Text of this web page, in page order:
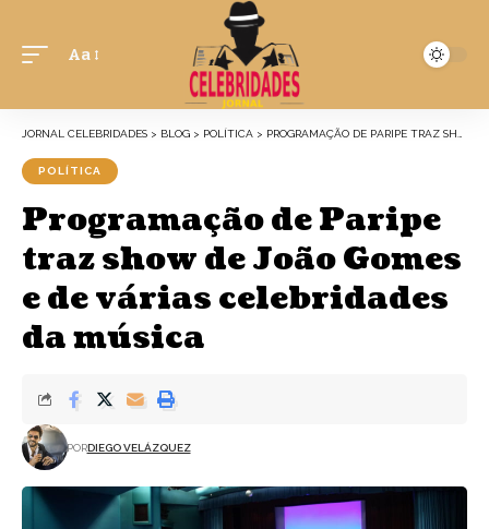
Aa
JORNAL CELEBRIDADES > BLOG > POLÍTICA > PROGRAMAÇÃO DE PARIPE TRAZ SHOW DE JOÃO GOMES E DE VÁRIAS CELEBRIDADES DA MÚSICA
POLÍTICA
Programação de Paripe
traz show de João Gomes
e de várias celebridades
da música
PORDIEGO VELÁZQUEZ